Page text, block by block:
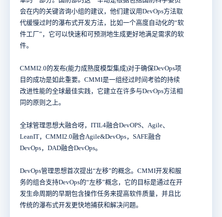
会在内的关键咨询小组的建议，他们建议用DevOps方法取
代缓慢过时的瀑布式开发方法，比如一个高度自动化的“软
件工厂”，它可以快速和可预测地生成更好地满足需求的软
件。
CMMI2.0的发布(能力成熟度模型集成)对于确保DevOps项
目的成功是如此重要。CMMI是一组经过时间考验的持续
改进性能的全球最佳实践，它建立在许多与DevOps方法相
同的原则之上。
全球管理思想大融合呀，ITIL4融合DevOPS、Agile、
LeanIT，CMMI2.0融合Agile&DevOps，SAFE融合
DevOps，DAD融合DevOps。
DevOps管理思想首次提出“左移”的概念。CMMI开发和服
务的组合支持DevOps的“左移”概念，它的目标是通过在开
发生命周期的早期包含操作任务来提高软件质量，并且比
传统的瀑布式开发更快地捕获和解决问题。